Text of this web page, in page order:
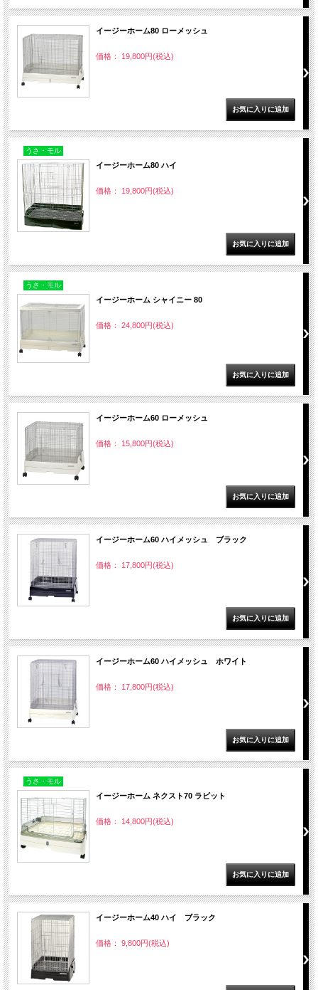
イージーホーム80 ローメッシュ
価格： 19,800円(税込)
うさ・モル
イージーホーム80 ハイ
価格： 19,800円(税込)
うさ・モル
イージーホーム シャイニー 80
価格： 24,800円(税込)
イージーホーム60 ローメッシュ
価格： 15,800円(税込)
イージーホーム60 ハイメッシュ ブラック
価格： 17,800円(税込)
イージーホーム60 ハイメッシュ ホワイト
価格： 17,800円(税込)
うさ・モル
イージーホーム ネクスト70 ラビット
価格： 14,800円(税込)
イージーホーム40 ハイ ブラック
価格： 9,800円(税込)